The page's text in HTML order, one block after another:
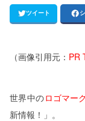
ツイート
（画像引用元： PR
世界中のロゴマーク
新情報！」。